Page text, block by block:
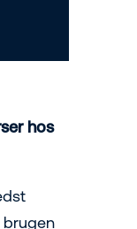
hos
brugen